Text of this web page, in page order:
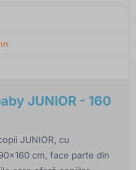
JUNIOR - 160
JUNIOR, cu
cm, face parte din